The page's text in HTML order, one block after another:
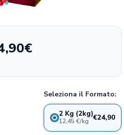
€
Seleziona il Formato:
2 Kg (2kg)
12,45 €/kg €24,90
24.9€